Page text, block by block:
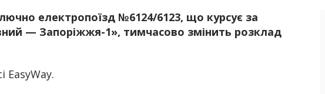
електропоїзд №6124/6123, що курсує за
— Запоріжжя-1», тимчасово змінить розклад
EasyWay.